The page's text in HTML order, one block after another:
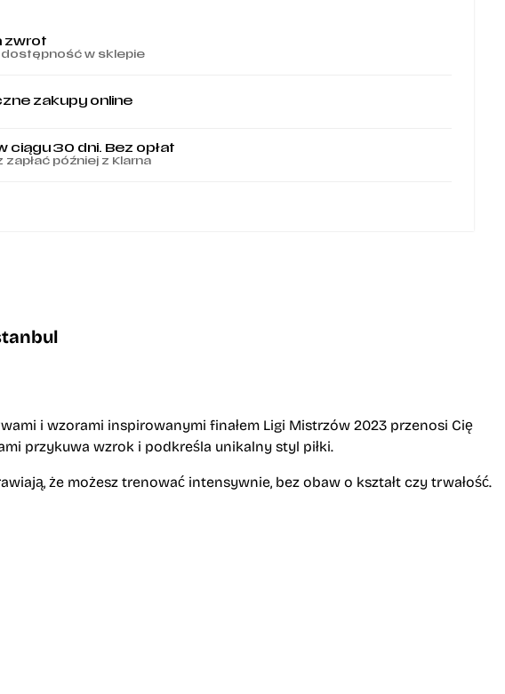
zwrot
dostępność w sklepie
zakupy online
ciągu 30 dni. Bez opłat
zapłać później z Klarna
i wzorami inspirowanymi finałem Ligi Mistrzów 2023 przenosi Cię
przykuwa wzrok i podkreśla unikalny styl piłki.
że możesz trenować intensywnie, bez obaw o kształt czy trwałość.